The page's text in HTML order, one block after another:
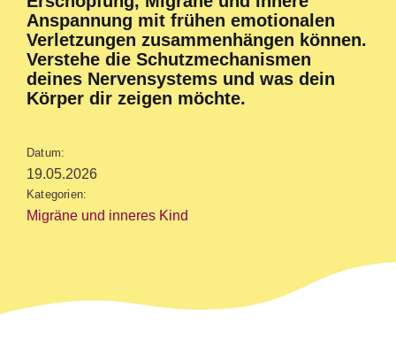
Suche
nach:
Anspannung mit frühen emotionalen
Verletzungen zusammenhängen können.
Verstehe die Schutzmechanismen
deines Nervensystems und was dein
Körper dir zeigen möchte.
Datum:
19.05.2026
Kategorien:
Migräne und inneres Kind